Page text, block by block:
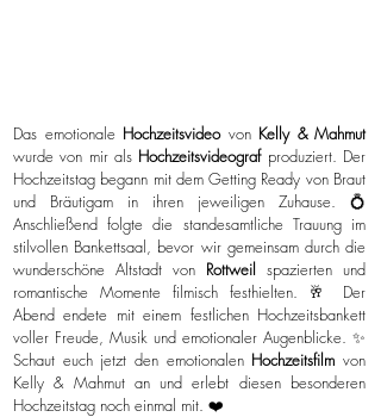
Das emotionale Hochzeitsvideovon Kelly & Mahmut
wurde von mir als Hochzeitsvideograf produziert. Der
Hochzeitstag begann mit dem Getting Ready von Braut
und Bräutigam in ihren jeweiligen Zuhause. 💍
Anschließend folgte die standesamtliche Trauung im
stilvollen Bankettsaal, bevor wir gemeinsam durch die
wunderschöne Altstadt von Rottweil spazierten und
romantische Momente filmisch festhielten. 🥂 Der
Abend endete mit einem festlichen Hochzeitsbankett
voller Freude, Musik und emotionaler Augenblicke. ✨
Schaut euch jetzt den emotionalen Hochzeitsfilmvon
Kelly & Mahmut an und erlebt diesen besonderen
Hochzeitstag noch einmal mit. ❤️